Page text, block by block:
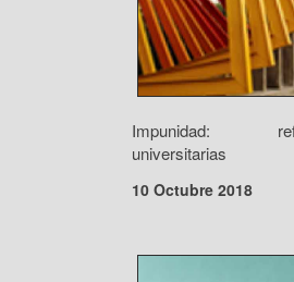
Impunidad:
universitarias
10 Octubre 2018